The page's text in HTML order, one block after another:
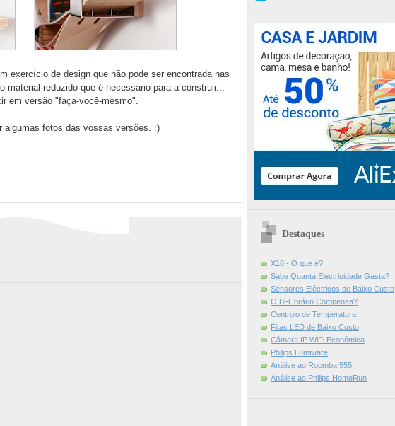
exercício de design que não pode ser encontrada nas
material reduzido que é necessário para a construir...
em versão "faça-você-mesmo".
algumas fotos das vossas versões. :)
Destaques
X10 - O que é?
Sabe Quanta Electricidade Gasta?
Sensores Eléctricos de Baixo Custo
O Bi-Horário Compensa?
Controlo de Temperatura
Fitas LED de Baixo Custo
Câmara IP WiFi Económica
Philips Lumiware
Análise ao Roomba 555
Análise ao Philips HomeRun